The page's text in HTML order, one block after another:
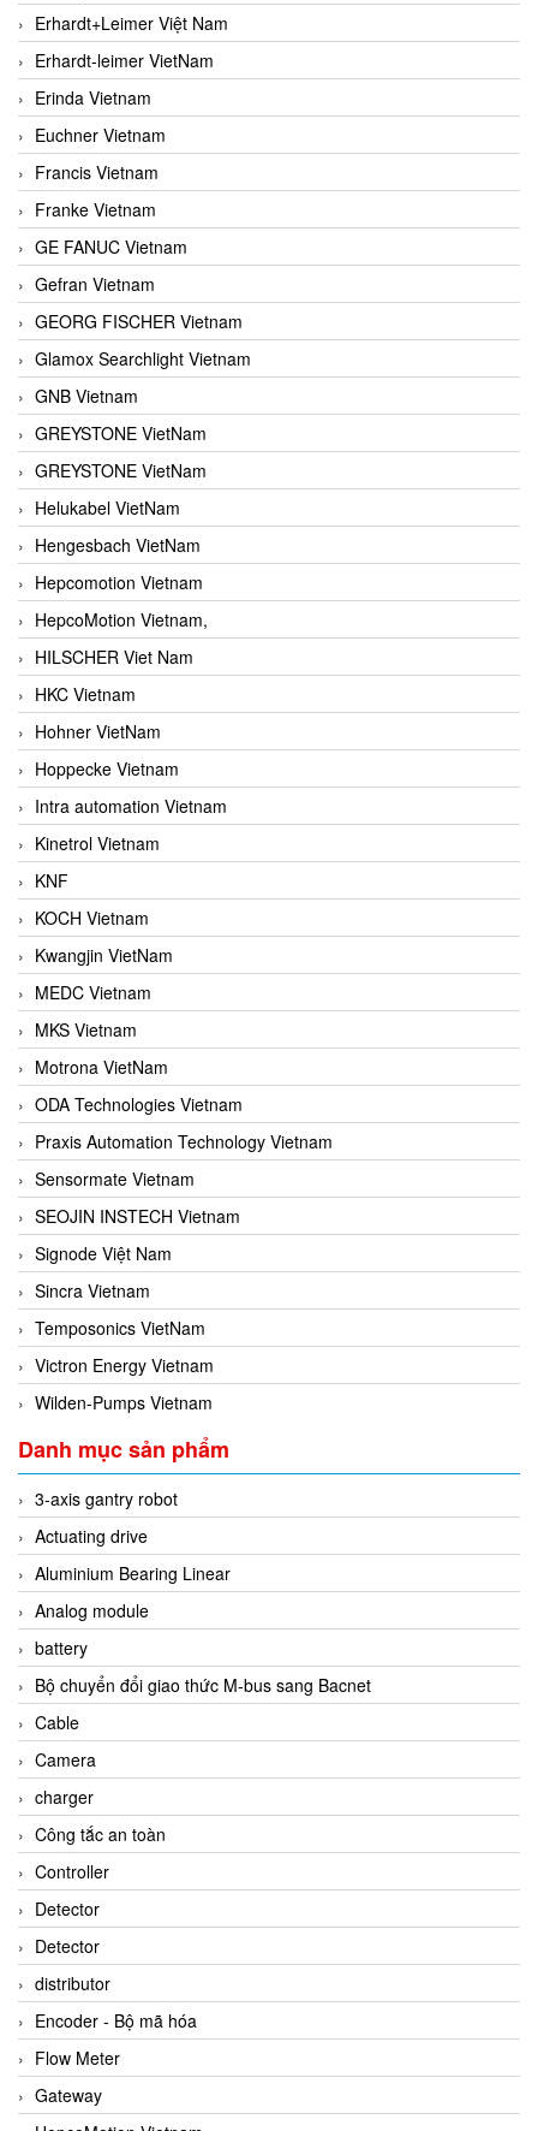
Erhardt+Leimer Việt Nam
Erhardt-leimer VietNam
Erinda Vietnam
Euchner Vietnam
Francis Vietnam
Franke Vietnam
GE FANUC Vietnam
Gefran Vietnam
GEORG FISCHER Vietnam
Glamox Searchlight Vietnam
GNB Vietnam
GREYSTONE VietNam
GREYSTONE VietNam
Helukabel VietNam
Hengesbach VietNam
Hepcomotion Vietnam
HepcoMotion Vietnam,
HILSCHER Viet Nam
HKC Vietnam
Hohner VietNam
Hoppecke Vietnam
Intra automation Vietnam
Kinetrol Vietnam
KNF
KOCH Vietnam
Kwangjin VietNam
MEDC Vietnam
MKS Vietnam
Motrona VietNam
ODA Technologies Vietnam
Praxis Automation Technology Vietnam
Sensormate Vietnam
SEOJIN INSTECH Vietnam
Signode Việt Nam
Sincra Vietnam
Temposonics VietNam
Victron Energy Vietnam
Wilden-Pumps Vietnam
Danh mục sản phẩm
3-axis gantry robot
Actuating drive
Aluminium Bearing Linear
Analog module
battery
Bộ chuyển đổi giao thức M-bus sang Bacnet
Cable
Camera
charger
Công tắc an toàn
Controller
Detector
Detector
distributor
Encoder - Bộ mã hóa
Flow Meter
Gateway